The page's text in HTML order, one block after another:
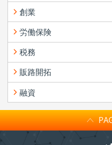
創業
労働保険
税務
販路開拓
融資